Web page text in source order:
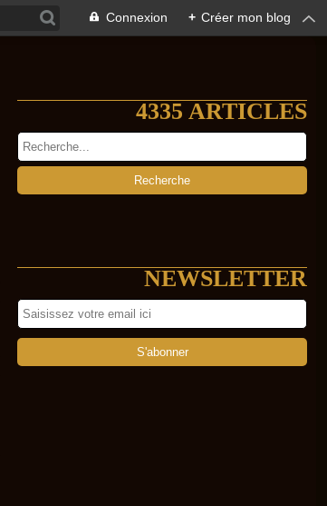
Connexion + Créer mon blog
4335 ARTICLES
NEWSLETTER